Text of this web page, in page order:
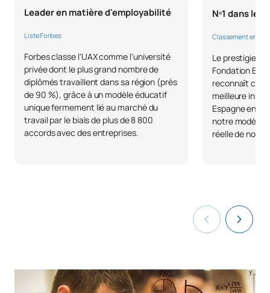
Leader en matière d'employabilité
Liste Forbes
Forbes classe l'UAX comme l'université
privée dont le plus grand nombre de
diplômés travaillent dans sa région (près
de 90 %), grâce à un modèle éducatif
unique fermement lié au marché du
travail par le biais de plus de 8 800
accords avec des entreprises.
Nº1 dans le
Classement en U
Le prestigieux
Fondation
reconnaît
meilleure
Espagne en
notre modèle
réelle de nos